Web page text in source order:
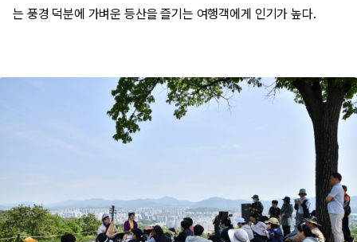
는 풍경 덕분에 가벼운 등산을 즐기는 여행객에게 인기가 높다.